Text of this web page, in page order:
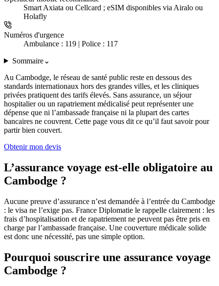
Smart Axiata ou Cellcard ; eSIM disponibles via Airalo ou
Holafly
Numéros d'urgence
Ambulance : 119 | Police : 117
Sommaire⌄
Au Cambodge, le réseau de santé public reste en dessous des
standards internationaux hors des grandes villes, et les cliniques
privées pratiquent des tarifs élevés. Sans assurance, un séjour
hospitalier ou un rapatriement médicalisé peut représenter une
dépense que ni l’ambassade française ni la plupart des cartes
bancaires ne couvrent. Cette page vous dit ce qu’il faut savoir pour
partir bien couvert.
Obtenir mon devis
L’assurance voyage est-elle obligatoire au
Cambodge ?
Aucune preuve d’assurance n’est demandée à l’entrée du Cambodge
: le visa ne l’exige pas. France Diplomatie le rappelle clairement : les
frais d’hospitalisation et de rapatriement ne peuvent pas être pris en
charge par l’ambassade française. Une couverture médicale solide
est donc une nécessité, pas une simple option.
Pourquoi souscrire une assurance voyage
Cambodge ?